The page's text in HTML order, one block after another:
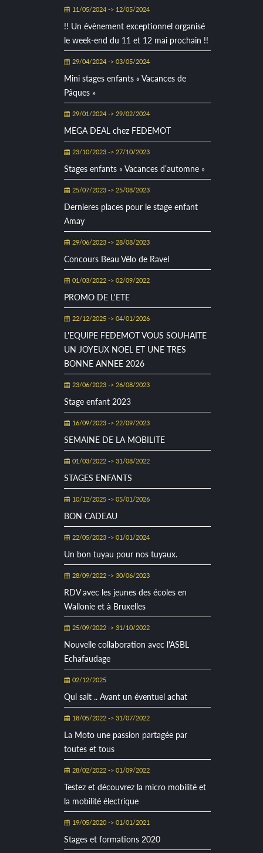
11/05/2024 -> 12/05/2024
!! Un évènement exceptionnel organisé
le week-end du 11 et 12 mai prochain !!
29/04/2024 -> 03/05/2024
Mini stages enfants « Vacances de
Pâques »
29/01/2024 -> 29/02/2024
MEGA DEAL chez FEDEMOT
23/10/2023 -> 27/10/2023
Stages enfants « Vacances d’automne »
25/07/2023 -> 25/08/2023
Dernieres places pour le stage enfant
Amay
29/06/2023 -> 28/08/2023
Concours Beau Vélo de Ravel
01/03/2022 -> 02/09/2022
PROMO DE L'ETE
22/12/2025 -> 04/01/2026
L'EQUIPE FEDEMOT VOUS SOUHAITE
UN JOYEUX NOEL ET UNE TRES
BONNE ANNEE 2026
23/06/2023 -> 26/08/2023
Stage enfant 2023
16/09/2023 -> 22/09/2023
SEMAINE DE LA MOBILITE
01/03/2022 -> 31/08/2022
STAGES ENFANTS
10/12/2025 -> 05/01/2026
BON CADEAU
22/05/2023 -> 01/01/2024
Un bon tuyau pour nos tuyaux.
28/09/2022 -> 30/06/2023
RDV avec les jeunes des écoles en
Wallonie et à Bruxelles
25/09/2022 -> 31/10/2022
Nouvelle collaboration avec l'ASBL
Echafaudage
02/12/2025
Qui sait .. Avant un éventuel achat
18/05/2022 -> 31/07/2022
La Moto une passion partagée par
toutes et tous
28/02/2022 -> 01/09/2022
Testez et découvrez la micro mobilité et
la mobilité électrique
19/05/2020 -> 01/01/2021
Stages et formations 2020